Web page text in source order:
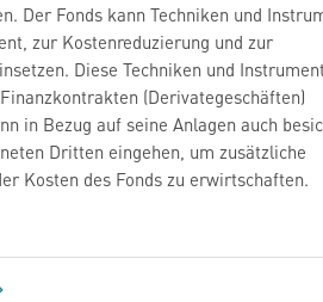
Der Fonds kann Techniken und
zur Kostenreduzierung und zur
Diese Techniken und
(Derivategeschäften)
in Bezug auf seine Anlagen auch
Dritten eingehen, um zusätzliche
Kosten des Fonds zu erwirtschaften.